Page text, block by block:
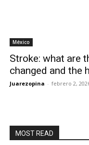
México
Stroke: what are
changed and the
Juarezopina - febrero 2,
MOST READ